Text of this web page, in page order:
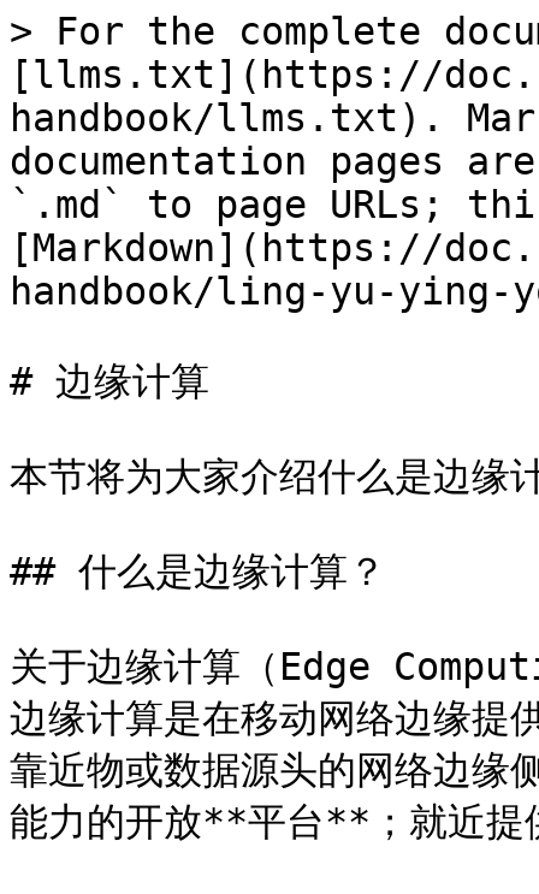
> For the complete
[llms.txt](https://
handbook/llms.txt).
documentation pages
`.md` to page URLs;
[Markdown](https://
handbook/ling-yu-ying-
# 边缘计算
本节将为大家介绍什么是边缘
## 什么是边缘计算？
关于边缘计算（Edge
边缘计算是在移动网络边缘
靠近物或数据源头的网络边缘
能力的开放**平台**；就近